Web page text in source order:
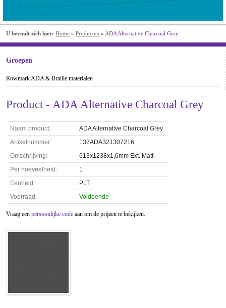
U bevindt zich hier: Home » Producten » ADA Alternative Charcoal Grey
Groepen
Rowmark ADA & Braille materialen
Product - ADA Alternative Charcoal Grey
Naam product:
ADA Alternative Charcoal Grey
Artikelnummer:
132ADA321307216
Omschrijving:
613x1238x1,6mm Ext. Matt
Per hoeveelheid:
1
Eenheid:
PLT
Voorraad:
Voldoende
Vraag een persoonlijke code aan om de prijzen te bekijken.